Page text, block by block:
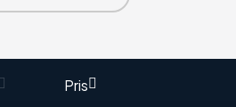
Pris